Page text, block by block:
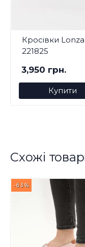
Кросівки
221825
3,950 грн.
Купити
Схожі
-63%